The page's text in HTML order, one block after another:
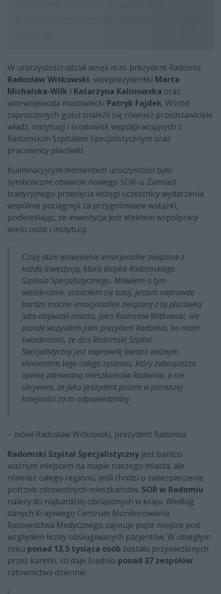
W uroczystości udział wzięli m.in. prezydent Radomia
Radosław Witkowski, wiceprezydentki Marta
Michalska-Wilk i Katarzyna Kalinowska oraz
wicewojewoda mazowiecki Patryk Fajdek. Wśród
zaproszonych gości znaleźli się również przedstawiciele
władz, instytucji i środowisk współpracujących z
Radomskim Szpitalem Specjalistycznym oraz
pracownicy placówki.
Kulminacyjnym momentem uroczystości było
symboliczne otwarcie nowego SOR-u. Zamiast
tradycyjnego przecięcia wstęgi uczestnicy wydarzenia
wspólnie pociągnęli za przygotowane wstążki,
podkreślając, że inwestycja jest efektem współpracy
wielu osób i instytucji.
Czuję duże wzniesienie emocjonalne związane z
każdą inwestycją, która dotyka Radomskiego
Szpitala Specjalistycznego. Mówiłem o tym
wielokrotnie, urodziłem się tutaj, jestem naprawdę
bardzo mocno emocjonalnie związany z tą placówką
jako obywatel miasta, jako Radosław Witkowski, ale
przede wszystkim jako prezydent Radomia, bo mam
świadomość, że dziś Radomski Szpital
Specjalistyczny jest naprawdę bardzo ważnym
elementem tego całego systemu, który zabezpiecza
opiekę zdrowotną mieszkańców Radomia, a nie
ukrywam, że jako prezydent jestem w pierwszej
kolejności za to odpowiedzialny
– mówi Radosław Witkowski, prezydent Radomia.
Radomski Szpital Specjalistyczny jest bardzo
ważnym miejscem na mapie naszego miasta, ale
również całego regionu, jeśli chodzi o zabezpieczenie
potrzeb zdrowotnych mieszkańców. SOR w Radomiu
należy do najbardziej obciążonych w kraju. Według
danych Krajowego Centrum Monitorowania
Ratownictwa Medycznego zajmuje piąte miejsce pod
względem liczby obsługiwanych pacjentów. W ubiegłym
roku ponad 13,5 tysiąca osób zostało przywiezionych
przez karetki, co daje średnio ponad 37 zespołów
ratownictwa dziennie.